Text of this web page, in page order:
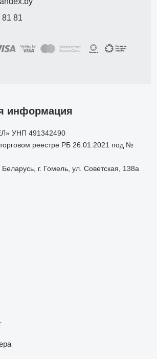
81 81
информация
УНП 491342490
реестре РБ 26.01.2021 под №
г. Гомель, ул. Советская, 138а